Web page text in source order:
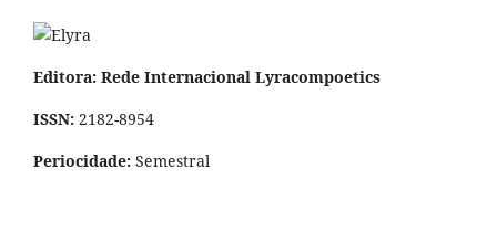
Editora: Rede Internacional Lyracompoetics
ISSN: 2182-8954
Periocidade: Semestral